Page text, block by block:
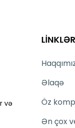
və
LİNKLƏR
Əlaqə
Öz
Ən çox